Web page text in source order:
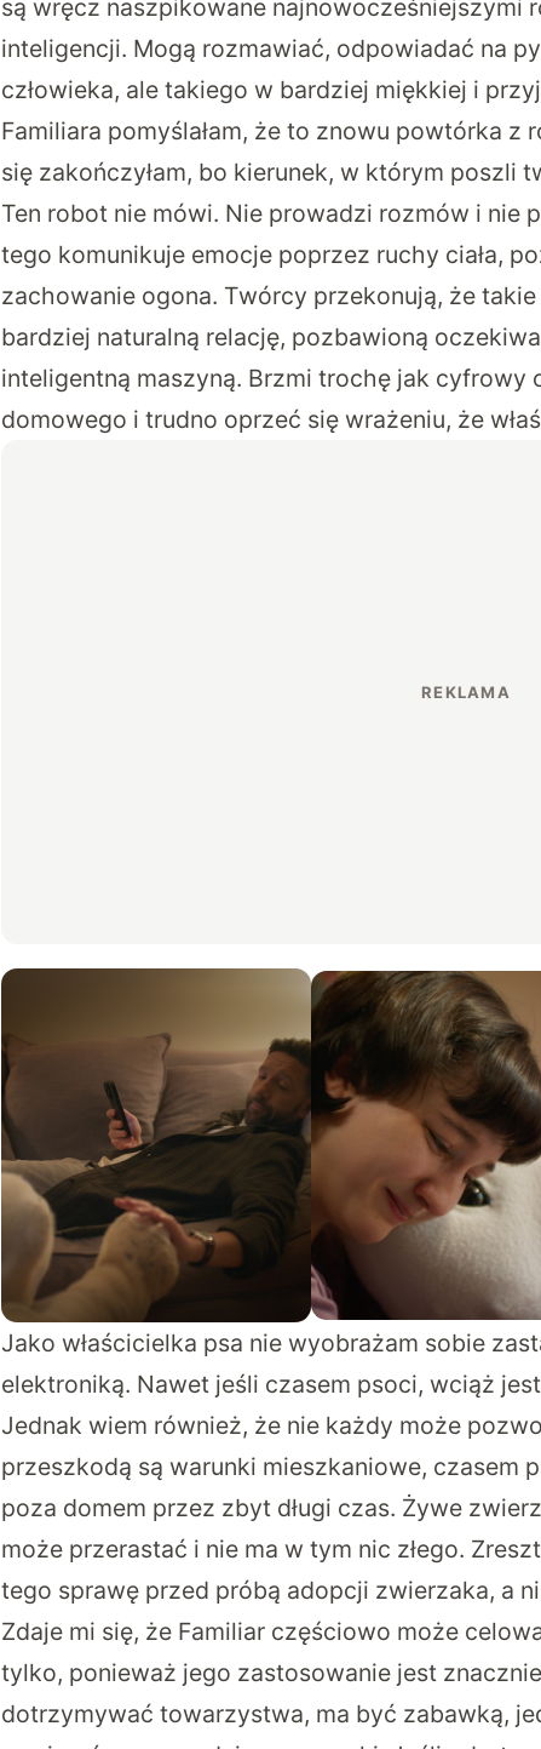
są wręcz naszpikowane najnowocześniejszymi
inteligencji. Mogą rozmawiać, odpowiadać na
człowieka, ale takiego w bardziej miękkiej i
Familiara pomyślałam, że to znowu powtórka z
się zakończyłam, bo kierunek, w którym poszli
Ten robot nie mówi. Nie prowadzi rozmów i nie
tego komunikuje emocje poprzez ruchy ciała,
zachowanie ogona. Twórcy przekonują, że
bardziej naturalną relację, pozbawioną
inteligentną maszyną. Brzmi trochę jak cyfrowy
domowego i trudno oprzeć się wrażeniu, że
Jako właścicielka psa nie wyobrażam sobie
elektroniką. Nawet jeśli czasem psoci, wciąż
Jednak wiem również, że nie każdy może
przeszkodą są warunki mieszkaniowe, czasem
poza domem przez zbyt długi czas. Żywe
może przerastać i nie ma w tym nic złego.
tego sprawę przed próbą adopcji zwierzaka, a
Zdaje mi się, że Familiar częściowo może
tylko, ponieważ jego zastosowanie jest
dotrzymywać towarzystwa, ma być zabawką,